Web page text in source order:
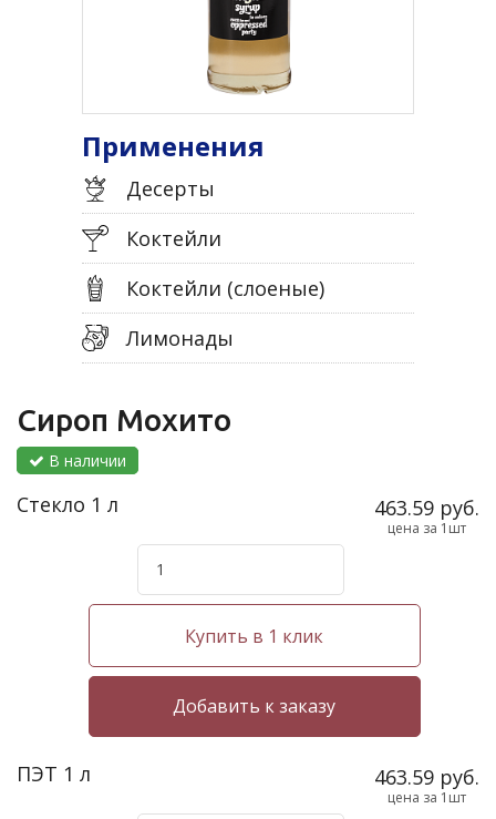
Применения
Десерты
Коктейли
Коктейли (слоеные)
Лимонады
Сироп Мохито
В наличии
Стекло 1 л 463.59 руб.
цена за 1шт
Купить в 1 клик
ПЭТ 1 л 463.59 руб.
цена за 1шт